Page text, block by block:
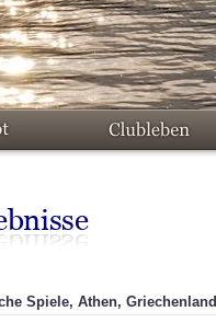
Spiele, Athen, Griechenland